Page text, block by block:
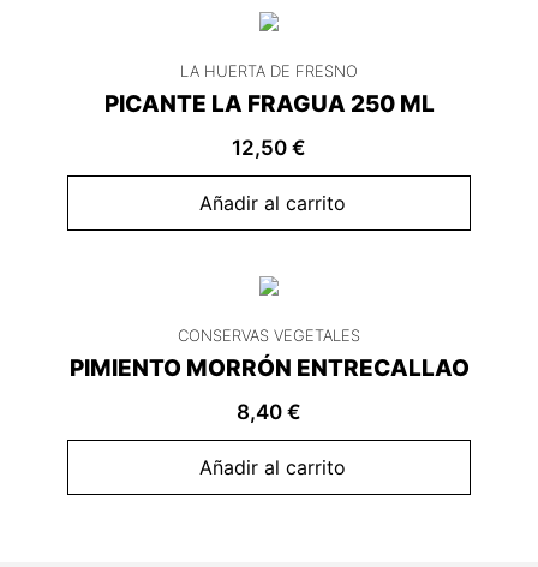
LA HUERTA DE FRESNO
PICANTE LA FRAGUA 250 ML
12,50 €
Añadir al carrito
CONSERVAS VEGETALES
PIMIENTO MORRÓN ENTRECALLAO
8,40 €
Añadir al carrito